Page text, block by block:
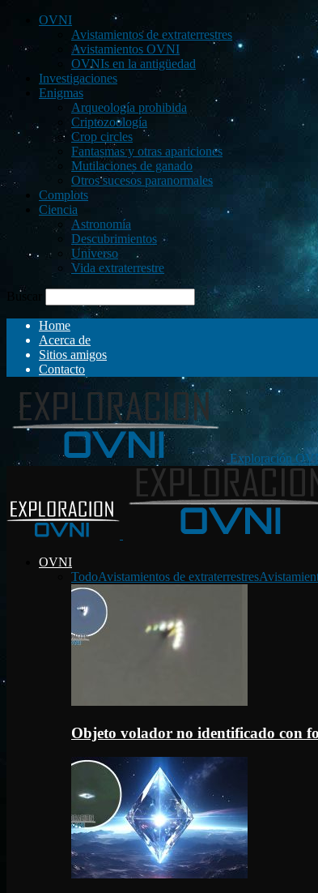
OVNI
Avistamientos de extraterrestres
Avistamientos OVNI
OVNIs en la antigüedad
Investigaciones
Enigmas
Arqueología prohibida
Criptozoología
Crop circles
Fantasmas y otras apariciones
Mutilaciones de ganado
Otros sucesos paranormales
Complots
Ciencia
Astronomía
Descubrimientos
Universo
Vida extraterrestre
Buscar
Home
Acerca de
Sitios amigos
Contacto
Exploración
OVNI
TodoAvistamientos de extraterrestres
Objeto volador no identificado con